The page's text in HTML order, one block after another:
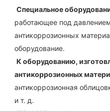
Специальное
работающее под
антикоррозионных
оборудование.
К оборудованию,
антикоррозионных
антикоррозионная
и т. д.